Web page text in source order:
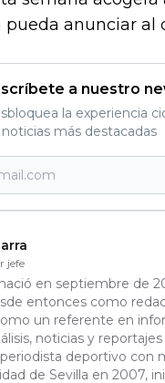
anunciar al
a nuestro
la experiencia
noticias más destacadas
jefe
en septiembre de
entonces como
un referente en
noticias y
deportivo con
de Sevilla en 2007,